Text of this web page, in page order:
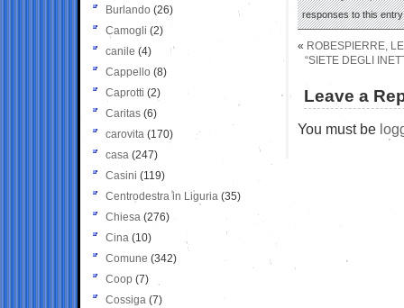
responses to this
« ROBESPIERRE,
“SIETE DEGLI
Leave a
You must be
Burlando (26)
Camogli (2)
canile (4)
Cappello (8)
Caprotti (2)
Caritas (6)
carovita (170)
casa (247)
Casini (119)
Centrodestra in Liguria (35)
Chiesa (276)
Cina (10)
Comune (342)
Coop (7)
Cossiga (7)